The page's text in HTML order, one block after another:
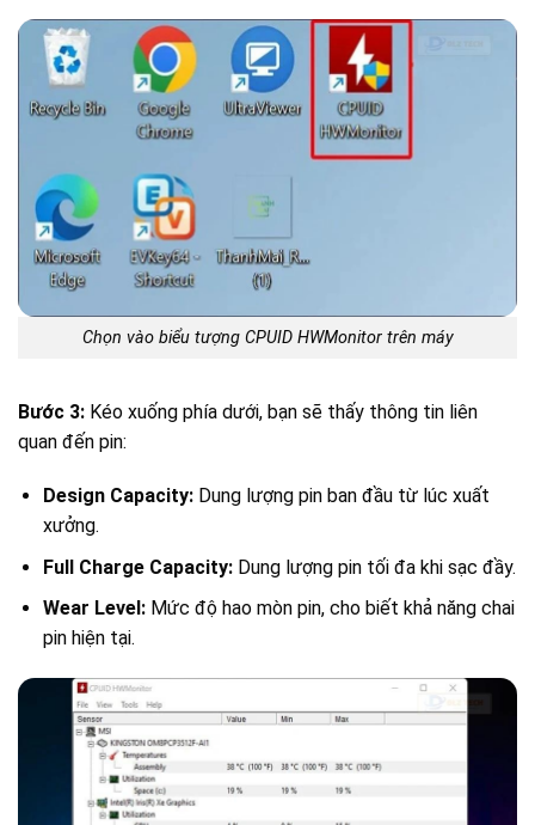
Chọn vào biểu tượng CPUID HWMonitor trên máy
Bước 3: Kéo xuống phía dưới, bạn sẽ thấy thông tin liên
quan đến pin:
Design Capacity: Dung lượng pin ban đầu từ lúc xuất
xưởng.
Full Charge Capacity: Dung lượng pin tối đa khi sạc đầy.
Wear Level: Mức độ hao mòn pin, cho biết khả năng chai
pin hiện tại.